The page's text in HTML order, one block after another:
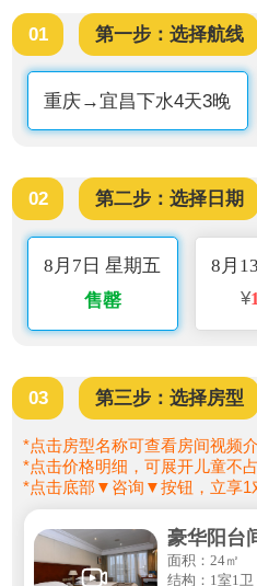
语言与欧式古典审美情趣为
征。其公共区域内容丰富，
大堂空间外，餐厅及宴会设
闲、康体设施在功能安排
色。游轮拥有豪华阳台房、
宴会厅、健身房等配套设施
和浴缸的独立卫生间，而独
到长江的壮丽景观。
01 第一步：选择航线
重庆→宜昌下水4天3晚
02 第二步：选择日期
8月7日 星期五
售罄
8月
¥
03 第三步：选择房型
*点击房型名称可查看房间视频
*点击价格明细，可展开儿童不
*点击底部▼咨询▼按钮，立享1
豪华阳台
面积：24㎡
结构：1室1卫